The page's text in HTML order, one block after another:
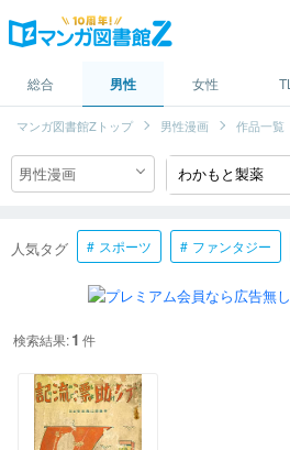
総合 男性 女性 TL
マンガ図書館Zトップ 男性漫画 作品一覧
人気タグ スポーツ ファンタジー
検索結果:1 件